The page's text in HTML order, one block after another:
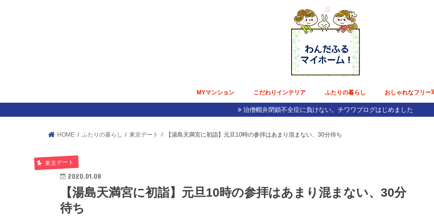
MYマンション こだわりインテリア
インテリア／家具
内装リフォーム
テーブルウェア
電化製品
雑貨
花のある毎日
ふたりの暮らし
好きなモノ・コト・ミセ
節約術
チワワブログ
東京デート
日本国内旅行
ひねくれ美容
ホテル雅叙園東京で披露宴準備
モルディブ挙式&ドバイ新婚旅行
おしゃれなフリー
治僧帽弁閉鎖不全症に負けない。チワワブログはじめました
HOME ふたりの暮らし 東京デート 【湯島天満宮に初詣】元旦10時の参拝はあまり混まない、30分待ち
東京デート
2020.01.08
【湯島天満宮に初詣】元旦10時の参拝はあまり混まない、30分
待ち